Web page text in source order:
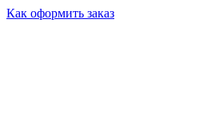
Как оформить заказ